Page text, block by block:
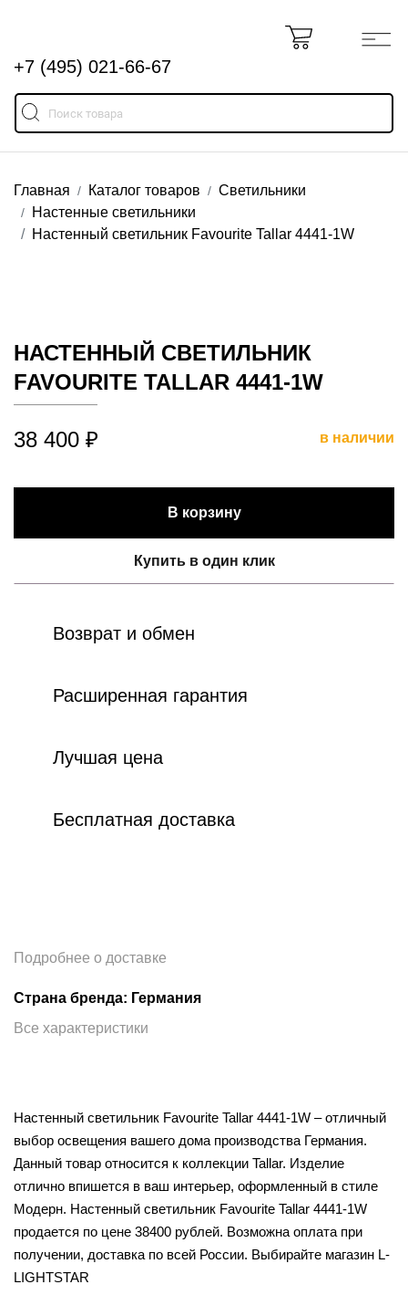
+7 (495) 021-66-67
Главная Каталог товаров
Светильники
Настенные светильники
Настенный светильник Favourite Tallar 4441-1W
НАСТЕННЫЙ СВЕТИЛЬНИК
FAVOURITE TALLAR 4441-1W
38 400 ₽ в наличии
В корзину
Купить в один клик
Возврат и обмен
Расширенная гарантия
Лучшая цена
Бесплатная доставка
Подробнее о доставке
Страна бренда: Германия
Все характеристики
Настенный светильник Favourite Tallar 4441-1W – отличный
выбор освещения вашего дома производства Германия.
Данный товар относится к коллекции Tallar. Изделие
отлично впишется в ваш интерьер, оформленный в стиле
Модерн. Настенный светильник Favourite Tallar 4441-1W
продается по цене 38400 рублей. Возможна оплата при
получении, доставка по всей России. Выбирайте магазин L-
LIGHTSTAR